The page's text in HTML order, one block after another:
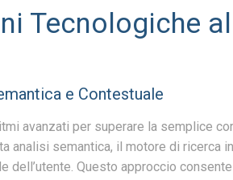
Tecnologiche
e Contestuale
avanzati per superare la semplice
analisi semantica, il motore di ricerca
dell’utente. Questo approccio